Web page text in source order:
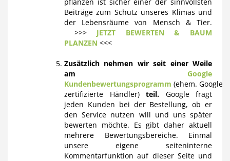
Beiträge zum Schutz unseres Klimas und
der Lebensräume von Mensch & Tier.
>>> JETZT BEWERTEN & BAUM
PLANZEN <<<
Zusätzlich nehmen wir seit einer Weile
am Google
Kundenbewertungsprogramm (ehem. Google
zertifizierte Händler) teil. Google fragt
jeden Kunden bei der Bestellung, ob er
den Service nutzen will und uns später
bewerten möchte. Es gibt daher aktuell
mehrere Bewertungsbereiche. Einmal
unsere eigene seiteninterne
Kommentarfunktion auf dieser Seite und